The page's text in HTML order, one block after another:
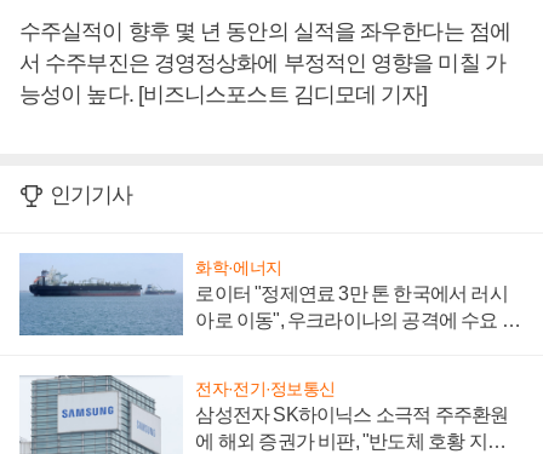
수주실적이 향후 몇 년 동안의 실적을 좌우한다는 점에
서 수주부진은 경영정상화에 부정적인 영향을 미칠 가
능성이 높다. [비즈니스포스트 김디모데 기자]
인기기사
화학·에너지
로이터 "정제연료 3만 톤 한국에서 러시
아로 이동", 우크라이나의 공격에 수요 늘
전자·전기·정보통신
삼성전자 SK하이닉스 소극적 주주환원
에 해외 증권가 비판, "반도체 호황 지속